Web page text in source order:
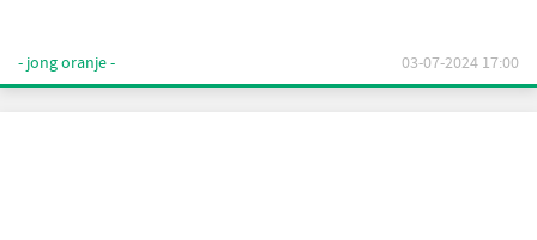
- jong oranje - 03-07-2024 17:00